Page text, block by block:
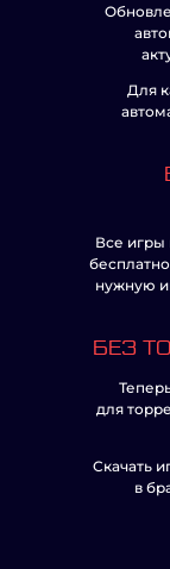
Для
Все игры
нужную
БЕЗ
для
Скачать
в